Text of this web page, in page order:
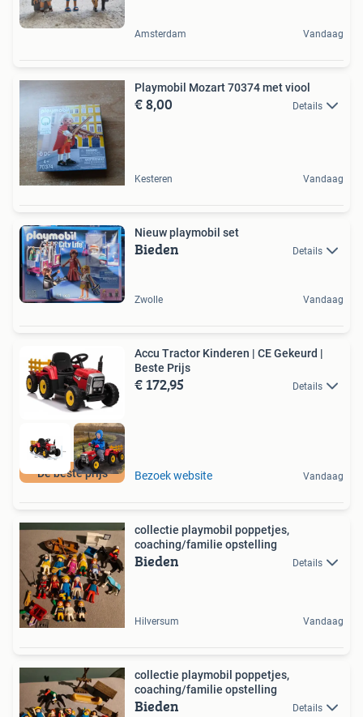
Amsterdam Vandaag
Playmobil Mozart 70374 met viool
€ 8,00 Details
Kesteren Vandaag
Nieuw playmobil set
Bieden Details
Zwolle Vandaag
De beste prijs
Accu Tractor Kinderen | CE Gekeurd |
Beste Prijs
€ 172,95 Details
Bezoek website Vandaag
collectie playmobil poppetjes,
coaching/familie opstelling
Bieden Details
Hilversum Vandaag
collectie playmobil poppetjes,
coaching/familie opstelling
Bieden Details